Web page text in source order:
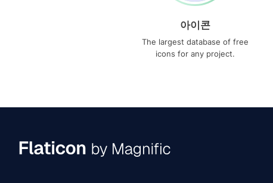
아이콘
The largest database of free
icons for any project.